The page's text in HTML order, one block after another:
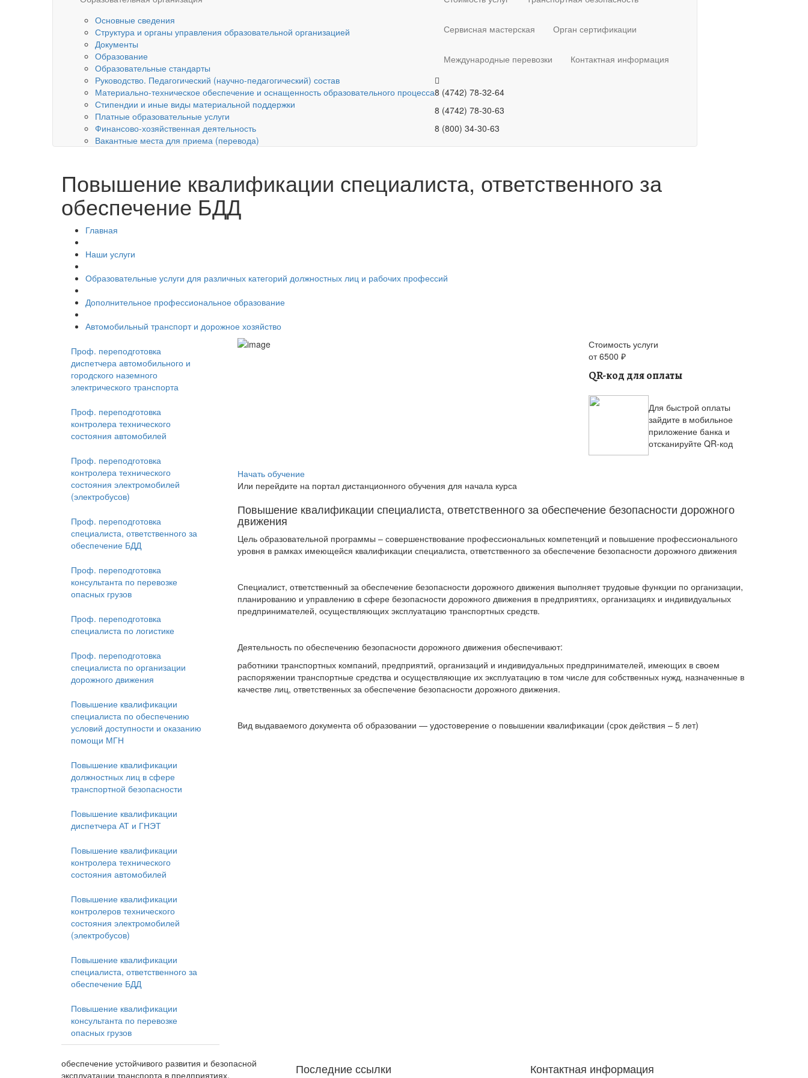
Основные сведения
Структура и органы управления образовательной организацией
Документы
Образование
Образовательные стандарты
Руководство. Педагогический (научно-педагогический) состав
Материально-техническое обеспечение и оснащенность образовательного процесса
Стипендии и иные виды материальной поддержки
Платные образовательные услуги
Финансово-хозяйственная деятельность
Вакантные места для приема (перевода)
Сервисная мастерская Орган сертификации
Международные перевозки Контактная информация
8 (4742) 78-32-64
8 (4742) 78-30-63
8 (800) 34-30-63
Повышение квалификации специалиста, ответственного за
обеспечение БДД
Главная
Наши услуги
Образовательные услуги для различных категорий должностных лиц и рабочих профессий
Дополнительное профессиональное образование
Автомобильный транспорт и дорожное хозяйство
Проф. переподготовка
диспетчера автомобильного и
городского наземного
электрического транспорта
Проф. переподготовка
контролера технического
состояния автомобилей
Проф. переподготовка
контролера технического
состояния электромобилей
(электробусов)
Проф. переподготовка
специалиста, ответственного за
обеспечение БДД
Проф. переподготовка
консультанта по перевозке
опасных грузов
Проф. переподготовка
специалиста по логистике
Проф. переподготовка
специалиста по организации
дорожного движения
Повышение квалификации
специалиста по обеспечению
условий доступности и оказанию
помощи МГН
Повышение квалификации
должностных лиц в сфере
транспортной безопасности
Повышение квалификации
диспетчера АТ и ГНЭТ
Повышение квалификации
контролера технического
состояния автомобилей
Повышение квалификации
контролеров технического
состояния электромобилей
(электробусов)
Повышение квалификации
специалиста, ответственного за
обеспечение БДД
Повышение квалификации
консультанта по перевозке
опасных грузов
Стоимость услуги
от 6500 ₽
QR-код для оплаты
Для быстрой оплаты
зайдите в мобильное
приложение банка и
отсканируйте QR-код
Начать обучение
Или перейдите на портал дистанционного обучения для начала курса
Повышение квалификации специалиста, ответственного за обеспечение безопасности дорожного
движения
Цель образовательной программы – совершенствование профессиональных компетенций и повышение профессионального
уровня в рамках имеющейся квалификации специалиста, ответственного за обеспечение безопасности дорожного движения
Специалист, ответственный за обеспечение безопасности дорожного движения выполняет трудовые функции по организации,
планированию и управлению в сфере безопасности дорожного движения в предприятиях, организациях и индивидуальных
предпринимателей, осуществляющих эксплуатацию транспортных средств.
Деятельность по обеспечению безопасности дорожного движения обеспечивают:
работники транспортных компаний, предприятий, организаций и индивидуальных предпринимателей, имеющих в своем
распоряжении транспортные средства и осуществляющие их эксплуатацию в том числе для собственных нужд, назначенные в
качестве лиц, ответственных за обеспечение безопасности дорожного движения.
Вид выдаваемого документа об образовании — удостоверение о повышении квалификации (срок действия – 5 лет)
обеспечение устойчивого развития и безопасной
эксплуатации транспорта в предприятиях,
Последние ссылки Контактная информация